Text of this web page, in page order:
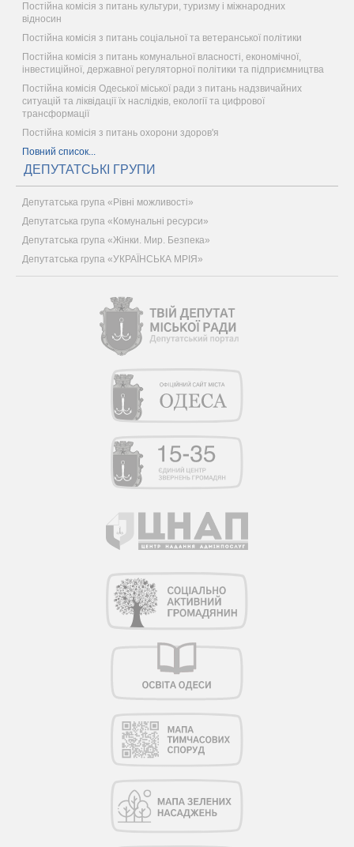
Постійна комісія з питань культури, туризму і міжнародних
відносин
Постійна комісія з питань соціальної та ветеранської політики
Постійна комісія з питань комунальної власності, економічної,
інвестиційної, державної регуляторної політики та підприємництва
Постійна комісія Одеської міської ради з питань надзвичайних
ситуацій та ліквідації їх наслідків, екології та цифрової
трансформації
Постійна комісія з питань охорони здоров'я
Повний список...
ДЕПУТАТСЬКІ ГРУПИ
Депутатська група «Рівні можливості»
Депутатська група «Комунальні ресурси»
Депутатська група «Жінки. Мир. Безпека»
Депутатська група «УКРАЇНСЬКА МРІЯ»